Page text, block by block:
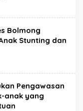
Bolmong
Stunting dan
Pengawasan
anak yang